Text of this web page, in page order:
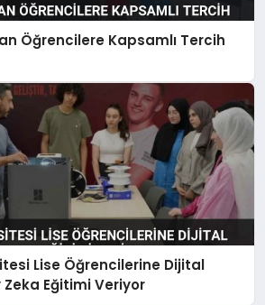
Öğrencilere Kapsamlı Tercih
Lise Öğrencilerine Dijital
Eğitimi Veriyor